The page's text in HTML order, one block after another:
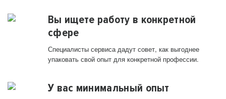
Вы ищете работу в конкретной
сфере
Специалисты сервиса дадут совет, как выгоднее
упаковать свой опыт для конкретной профессии.
У вас минимальный опыт